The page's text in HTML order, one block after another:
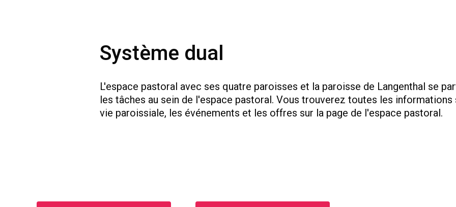
Système dual
L'espace pastoral avec ses quatre paroisses et la paroisse de Langenthal se
les tâches au sein de l'espace pastoral. Vous trouverez toutes les informations
vie paroissiale, les événements et les offres sur la page de l'espace pastoral.